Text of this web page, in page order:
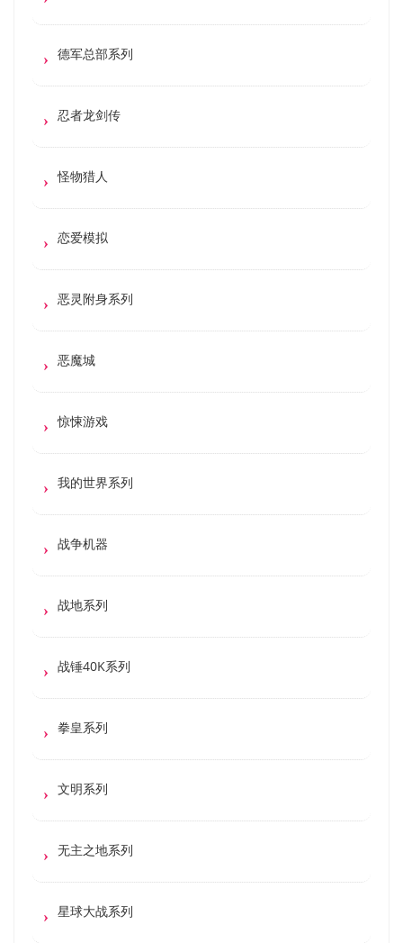
德军总部系列
忍者龙剑传
怪物猎人
恋爱模拟
恶灵附身系列
恶魔城
惊悚游戏
我的世界系列
战争机器
战地系列
战锤40K系列
拳皇系列
文明系列
无主之地系列
星球大战系列